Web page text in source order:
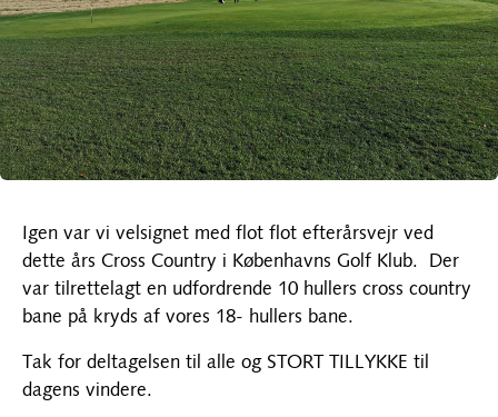
Igen var vi velsignet med flot flot efterårsvejr ved
dette års Cross Country i Københavns Golf Klub. Der
var tilrettelagt en udfordrende 10 hullers cross country
bane på kryds af vores 18- hullers bane.
Tak for deltagelsen til alle og STORT TILLYKKE til
dagens vindere.